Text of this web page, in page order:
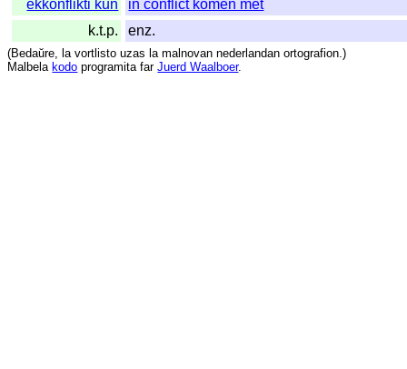
ekkonflikti kun
in conflict komen met
k.t.p.
enz.
(Bedaŭre, la vortlisto uzas la malnovan nederlandan ortografion.)
Malbela kodo programita far Juerd Waalboer.